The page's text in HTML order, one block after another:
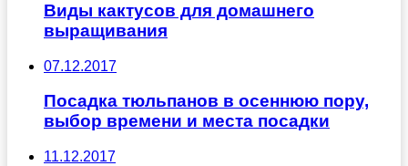
Виды кактусов для домашнего
выращивания
07.12.2017
Посадка тюльпанов в осеннюю пору,
выбор времени и места посадки
11.12.2017